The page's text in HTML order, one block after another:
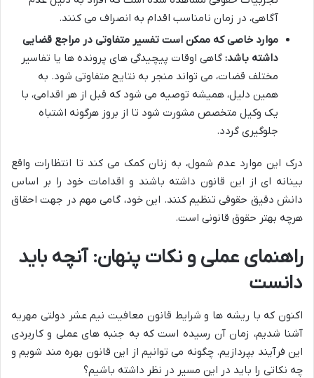
آگاهی، در زمان نامناسب اقدام به انصراف می کنند.
موارد خاصی که ممکن است تفسیر متفاوتی در مراجع قضایی
داشته باشد: گاهی اوقات پیچیدگی های پرونده ها یا تفاسیر
مختلف قضات، می تواند منجر به نتایج متفاوتی شود. به
همین دلیل، همیشه توصیه می شود که قبل از هر اقدامی، با
یک وکیل متخصص مشورت شود تا از بروز هرگونه اشتباه
جلوگیری گردد.
درک این موارد عدم شمول، به زنان کمک می کند تا انتظارات واقع
بینانه ای از این قانون داشته باشند و اقدامات خود را بر اساس
دانش دقیق حقوقی تنظیم کنند. این خود، گامی مهم در جهت احقاق
هرچه بهتر حقوق قانونی است.
راهنمای عملی و نکات پنهان: آنچه باید
دانست
اکنون که با ریشه ها و شرایط قانون معافیت نیم عشر دولتی مهریه
آشنا شدیم، زمان آن رسیده است که به جنبه های عملی و کاربردی
این فرآیند بپردازیم. چگونه می توانیم از این قانون بهره مند شویم و
چه نکاتی را باید در این مسیر در نظر داشته باشیم؟